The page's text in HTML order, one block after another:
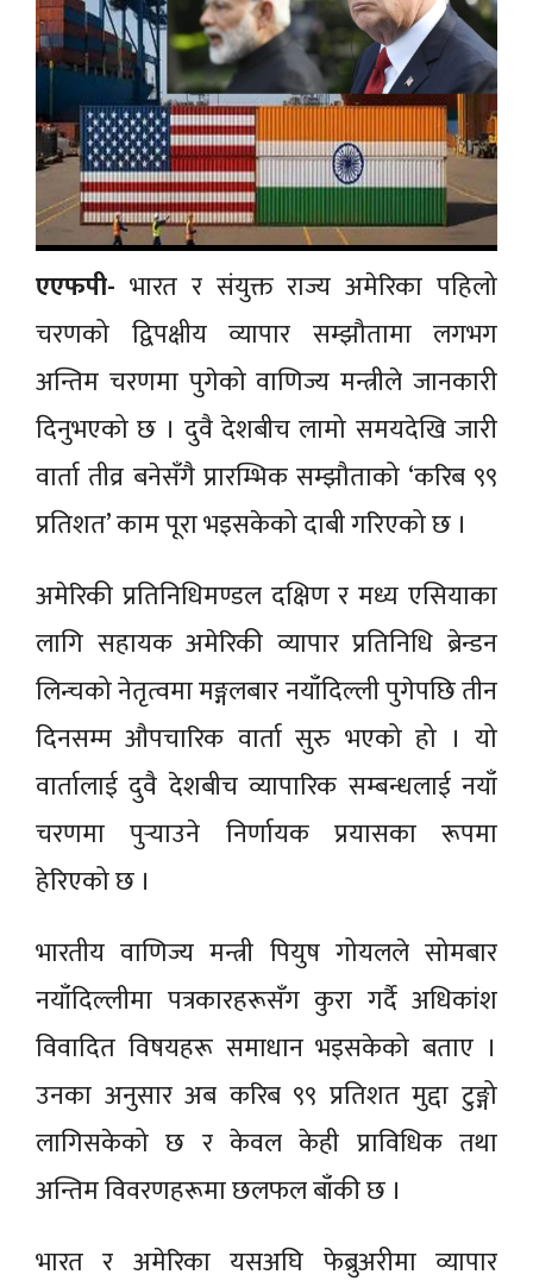
एएफपी- भारत र संयुक्त राज्य अमेरिका पहिलो
चरणको द्विपक्षीय व्यापार सम्झौतामा लगभग
अन्तिम चरणमा पुगेको वाणिज्य मन्त्रीले जानकारी
दिनुभएको छ । दुवै देशबीच लामो समयदेखि जारी
वार्ता तीव्र बनेसँगै प्रारम्भिक सम्झौताको ‘करिब ९९
प्रतिशत’ काम पूरा भइसकेको दाबी गरिएको छ ।
अमेरिकी प्रतिनिधिमण्डल दक्षिण र मध्य एसियाका
लागि सहायक अमेरिकी व्यापार प्रतिनिधि ब्रेन्डन
लिन्चको नेतृत्वमा मङ्गलबार नयाँदिल्ली पुगेपछि तीन
दिनसम्म औपचारिक वार्ता सुरु भएको हो । यो
वार्तालाई दुवै देशबीच व्यापारिक सम्बन्धलाई नयाँ
चरणमा पुर्‍याउने निर्णायक प्रयासका रूपमा
हेरिएको छ ।
भारतीय वाणिज्य मन्त्री पियुष गोयलले सोमबार
नयाँदिल्लीमा पत्रकारहरूसँग कुरा गर्दै अधिकांश
विवादित विषयहरू समाधान भइसकेको बताए ।
उनका अनुसार अब करिब ९९ प्रतिशत मुद्दा टुङ्गो
लागिसकेको छ र केवल केही प्राविधिक तथा
अन्तिम विवरणहरूमा छलफल बाँकी छ ।
भारत र अमेरिका यसअघि फेब्रुअरीमा व्यापार